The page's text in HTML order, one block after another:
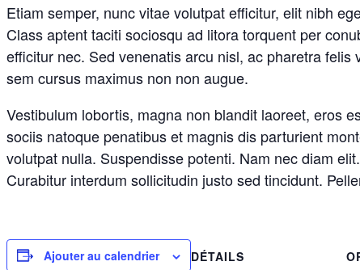
Etiam semper, nunc vitae volutpat efficitur, elit nibh
Class aptent taciti sociosqu ad litora torquent per
efficitur nec. Sed venenatis arcu nisl, ac pharetra
sem cursus maximus non non augue.
Vestibulum lobortis, magna non blandit laoreet, eros
sociis natoque penatibus et magnis dis parturient
volutpat nulla. Suspendisse potenti. Nam nec diam
Curabitur interdum sollicitudin justo sed tincidunt.
Ajouter au calendrier
DÉTAILS